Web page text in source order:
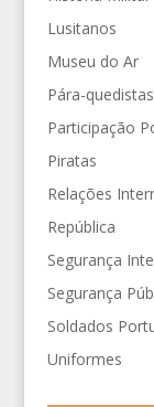
Lusitanos
Museu do Ar
Pára-quedistas
Participação
Piratas
Relações
República
Segurança
Segurança
Soldados
Uniformes